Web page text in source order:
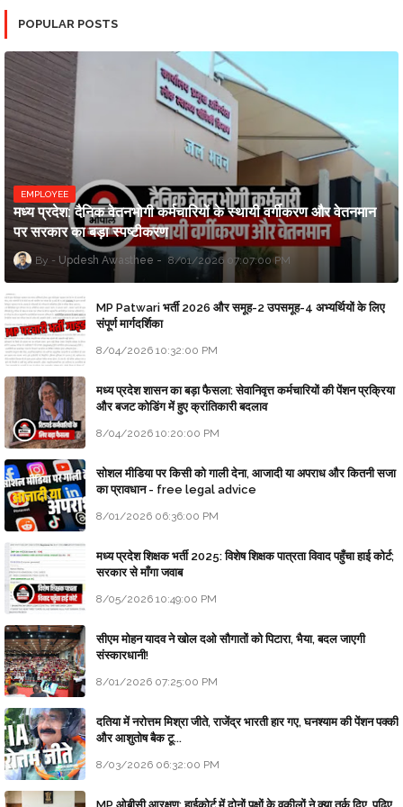
POPULAR POSTS
EMPLOYEE
मध्य प्रदेश: दैनिक वेतनभोगी कर्मचारियों के स्थायी वर्गीकरण और वेतनमान
पर सरकार का बड़ा स्पष्टीकरण
Updesh Awasthee 8/01/2026 07:07:00 PM
MP Patwari भर्ती 2026 और समूह-2 उपसमूह-4 अभ्यर्थियों के लिए
संपूर्ण मार्गदर्शिका
8/04/2026 10:32:00 PM
मध्य प्रदेश शासन का बड़ा फैसला: सेवानिवृत्त कर्मचारियों की पेंशन प्रक्रिया
और बजट कोडिंग में हुए क्रांतिकारी बदलाव
8/04/2026 10:20:00 PM
सोशल मीडिया पर किसी को गाली देना, आजादी या अपराध और कितनी सजा
का प्रावधान - free legal advice
8/01/2026 06:36:00 PM
मध्य प्रदेश शिक्षक भर्ती 2025: विशेष शिक्षक पात्रता विवाद पहुँचा हाई कोर्ट;
सरकार से माँगा जवाब
8/05/2026 10:49:00 PM
सीएम मोहन यादव ने खोल दओ सौगातों को पिटारा, भैया, बदल जाएगी
संस्कारधानी!
8/01/2026 07:25:00 PM
दतिया में नरोत्तम मिश्रा जीते, राजेंद्र भारती हार गए, घनश्याम की पेंशन पक्की
और आशुतोष बैक टू...
8/03/2026 06:32:00 PM